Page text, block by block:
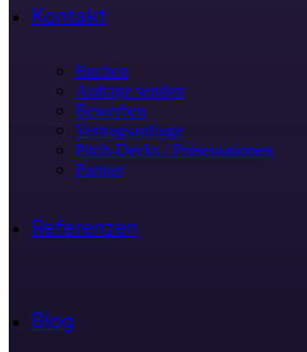
Kontakt
Buchen
Anfrage senden
Bewerben
Vertragsanfrage
Pitch-Decks / Präsentationen
Partner
Referenzen
Blog